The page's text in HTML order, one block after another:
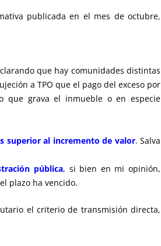
publicada en el mes de octubre,
que hay comunidades distintas
a TPO que el pago del exceso por
que grava el inmueble o en especie
superior al incremento de valor. Salva
pública, si bien en mi opinión,
plazo ha vencido.
el criterio de transmisión directa,